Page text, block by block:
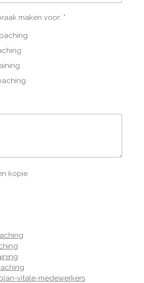
maken voor: *
kopie
vitale-medewerkers